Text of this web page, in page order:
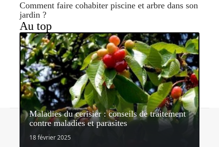
Comment faire cohabiter piscine et arbre dans son
jardin ?
Au top
Maladies du cerisier : conseils de traitement
contre maladies et parasites
18 février 2025© 2026 | lemondedujardin.com
Contact Mentions légales Sitemap